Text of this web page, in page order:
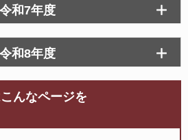
令和7年度
令和8年度
んなページを